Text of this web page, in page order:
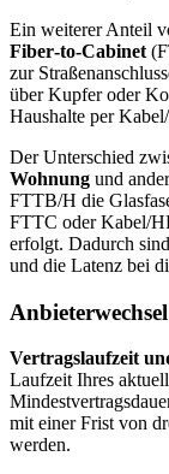
Ein weiterer Anteil
Fiber‑to‑Cabinet
zur
über Kupfer oder
Haushalte per
Der Unterschied
Wohnung und
FTTB/H die
FTTC oder Kabel/
erfolgt. Dadurch
und die Latenz bei
Vertragslaufzeit
Laufzeit Ihres
mit einer Frist von
werden.